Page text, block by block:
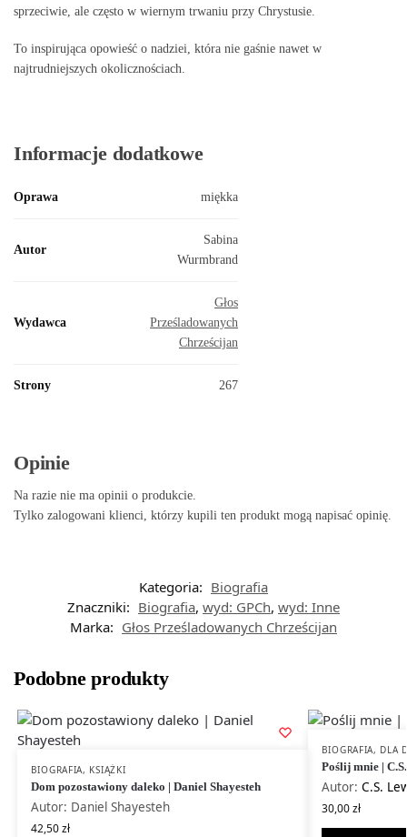
sprzeciwie, ale często w wiernym trwaniu przy Chrystusie.
To inspirująca opowieść o nadziei, która nie gaśnie nawet w
najtrudniejszych okolicznościach.
Informacje dodatkowe
Oprawa miękka
Autor
Sabina
Wurmbrand
Wydawca
Głos
Prześladowanych
Chrześcijan
Strony 267
Opinie
Na razie nie ma opinii o produkcie.
Tylko zalogowani klienci, którzy kupili ten produkt mogą napisać opinię.
Kategoria: Biografia
Znaczniki: Biografia, wyd: GPCh, wyd: Inne
Marka: Głos Prześladowanych Chrześcijan
Podobne produkty
BIOGRAFIA, KSIĄŻKI
Dom pozostawiony daleko | Daniel Shayesteh
Autor: Daniel Shayesteh
42,50zł
BIOGRAFIA, DLA
Poślij mnie |
Autor: C.S.
30,00zł